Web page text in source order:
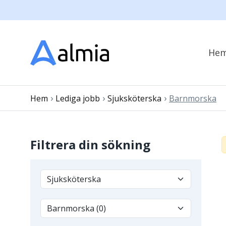
Hem › Lediga jobb › Sjuksköterska › Barnmorska
Filtrera din sökning